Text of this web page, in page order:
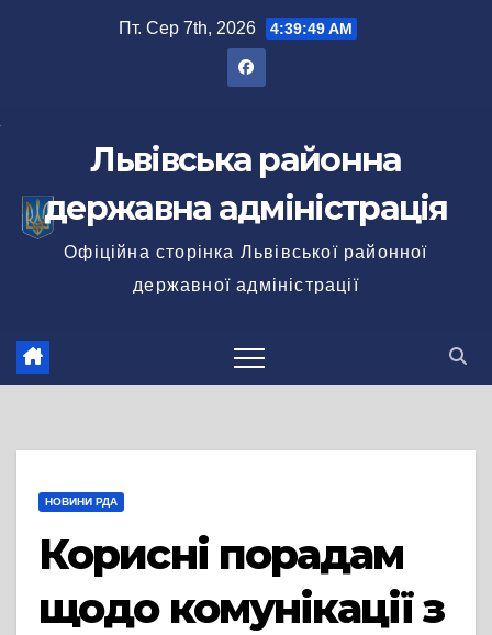
Пт. Сер 7th, 2026 4:39:50 AM
Львівська районна
державна адміністрація
Офіційна сторінка Львівської районної
державної адміністрації
НОВИНИ РДА
Корисні порадам
щодо комунікації з